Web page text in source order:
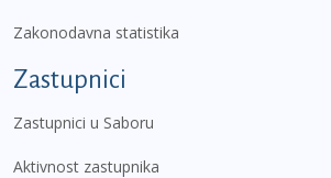
Zakonodavna statistika
Zastupnici
Zastupnici u Saboru
Aktivnost zastupnika